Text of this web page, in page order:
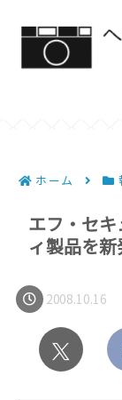
ホーム
エフ・セ
ィ製品を
2008.10.16